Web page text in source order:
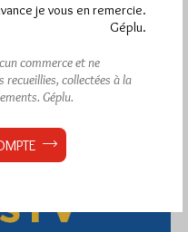
je vous en remercie.
Géplu.
commerce et ne
collectées à la
Géplu.